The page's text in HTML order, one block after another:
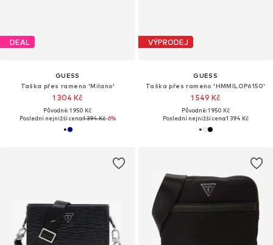
DEAL
GUESS
Taška přes rameno 'Milano'
1 304 Kč
Původně: 1 950 Kč
Poslední nejnižší cena:1 394 Kč-6%
VÝPRODEJ
GUESS
Taška přes rameno 'HMMILOP6150'
1 549 Kč
Původně: 1 950 Kč
Poslední nejnižší cena:1 394 Kč